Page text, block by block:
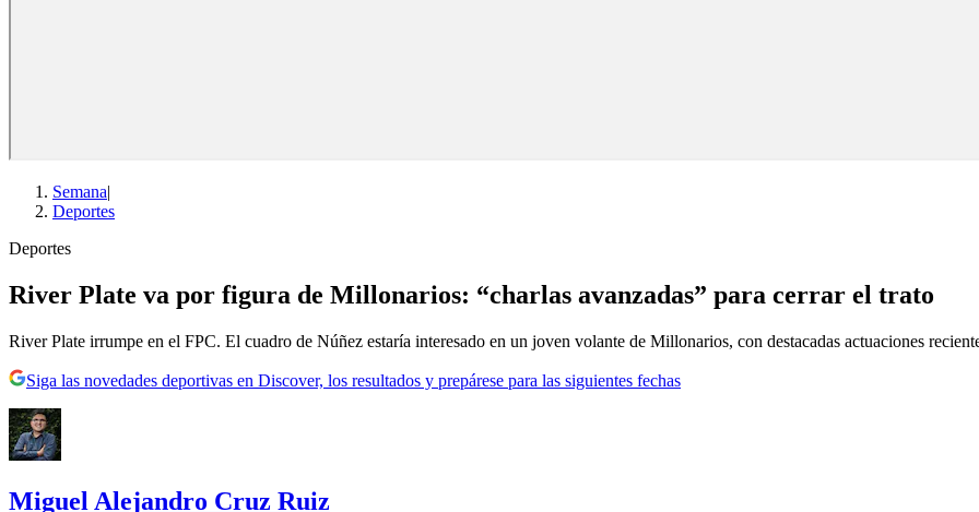
Semana|
Deportes
Deportes
River Plate va por figura de Millonarios: “charlas avanzadas” para cerrar el trato
River Plate irrumpe en el FPC. El cuadro de Núñez estaría interesado en un joven volante de Millonarios, con destacadas actuaciones
Siga las novedades deportivas en Discover, los resultados y prepárese para las siguientes fechas
Miguel Alejandro Cruz Ruiz